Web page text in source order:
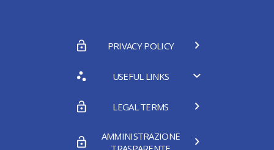
PRIVACY POLICY
USEFUL LINKS
LEGAL TERMS
AMMINISTRAZIONE